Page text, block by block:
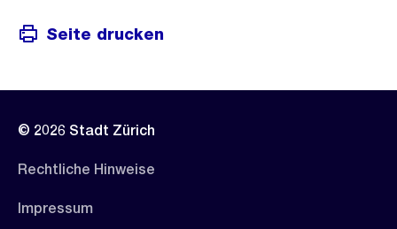
Seite drucken
© 2026 Stadt Zürich
Rechtliche Hinweise
Impressum